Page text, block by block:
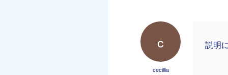
c
cecillia
説明